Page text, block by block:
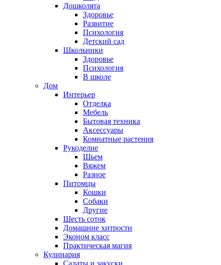
Дошколята
Здоровье
Развитие
Психология
Детский сад
Школьники
Здоровье
Психология
В школе
Дом
Интерьер
Отделка
Мебель
Бытовая техника
Аксессуары
Комнатные растения
Рукоделие
Шьем
Вяжем
Разное
Питомцы
Кошки
Собаки
Другие
Шесть соток
Домашние хитрости
Эконом класс
Практическая магия
Кулинария
Салаты и закуски